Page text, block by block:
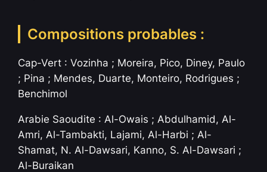
Compositions probables :
Cap-Vert : Vozinha ; Moreira, Pico, Diney, Paulo
; Pina ; Mendes, Duarte, Monteiro, Rodrigues ;
Benchimol
Arabie Saoudite : Al-Owais ; Abdulhamid, Al-
Amri, Al-Tambakti, Lajami, Al-Harbi ; Al-
Shamat, N. Al-Dawsari, Kanno, S. Al-Dawsari ;
Al-Buraikan